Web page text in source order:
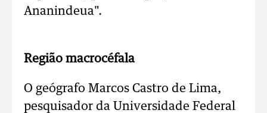
Ananindeua".
Região macrocéfala
O geógrafo Marcos Castro de Lima,
pesquisador da Universidade Federal